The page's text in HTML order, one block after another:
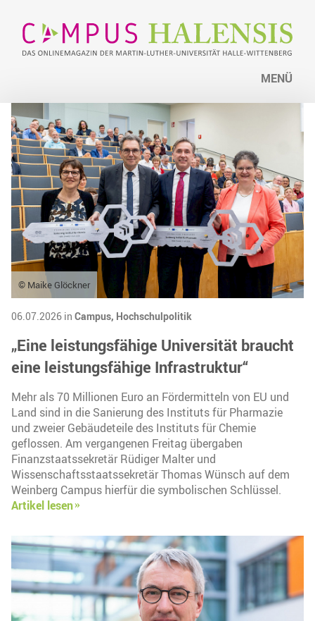
MENÜ
© Maike Glöckner
06.07.2026 in Campus, Hochschulpolitik
„Eine leistungsfähige Universität braucht
eine leistungsfähige Infrastruktur“
Mehr als 70 Millionen Euro an Fördermitteln von EU und
Land sind in die Sanierung des Instituts für Pharmazie
und zweier Gebäudeteile des Instituts für Chemie
geflossen. Am vergangenen Freitag übergaben
Finanzstaatssekretär Rüdiger Malter und
Wissenschaftsstaatssekretär Thomas Wünsch auf dem
Weinberg Campus hierfür die symbolischen Schlüssel.
Artikel lesen